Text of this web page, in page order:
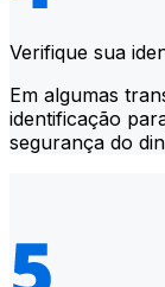
Verifique sua
Em algumas
identificação
segurança do